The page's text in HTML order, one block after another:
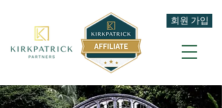
회원 가입